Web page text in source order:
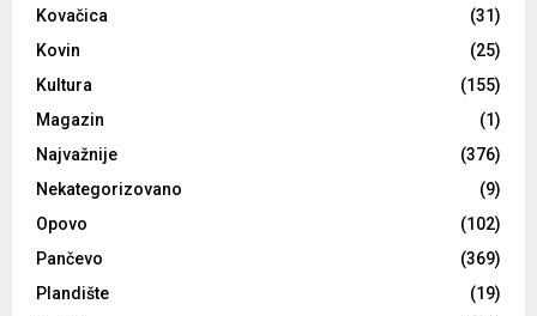
Kovačica
(31)
Kovin
(25)
Kultura
(155)
Magazin
(1)
Najvažnije
(376)
Nekategorizovano
(9)
Opovo
(102)
Pančevo
(369)
Plandište
(19)